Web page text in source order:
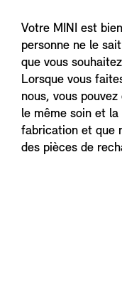
Votre MINI est
personne ne le
que vous
Lorsque vous
nous, vous
le même soin et
fabrication et que
des pièces de